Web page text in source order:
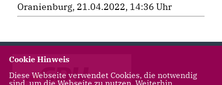
Oranienburg, 21.04.2022, 14:36 Uhr
Cookie Hinweis
Diese Webseite verwendet Cookies, die notwendig
sind, um die Webseite zu nutzen. Weiterhin